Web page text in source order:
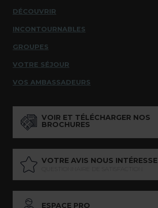
DÉCOUVRIR
INCONTOURNABLES
GROUPES
VOTRE SÉJOUR
VOS AMBASSADEURS
VOIR ET TÉLÉCHARGER NOS
BROCHURES
VOTRE AVIS NOUS INTÉRESSE
ESPACE PRO